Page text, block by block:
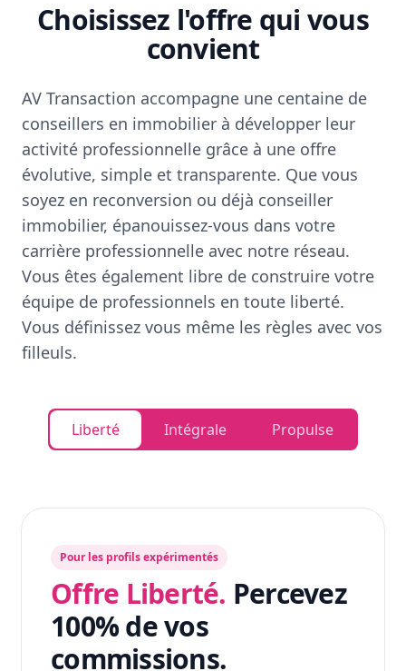
Choisissez l'offre qui vous
convient
AV Transaction accompagne une centaine de
conseillers en immobilier à développer leur
activité professionnelle grâce à une offre
évolutive, simple et transparente. Que vous
soyez en reconversion ou déjà conseiller
immobilier, épanouissez-vous dans votre
carrière professionnelle avec notre réseau.
Vous êtes également libre de construire votre
équipe de professionnels en toute liberté.
Vous définissez vous même les règles avec vos
filleuls.
Liberté Intégrale Propulse
Pour les profils expérimentés
Offre Liberté. Percevez
100% de vos
commissions.